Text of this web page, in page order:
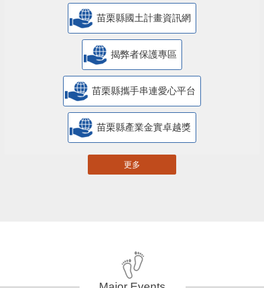
苗栗縣國土計畫資訊網
揭弊者保護專區
苗栗縣攜手串連愛心平台
苗栗縣產業金實卓越獎
更多